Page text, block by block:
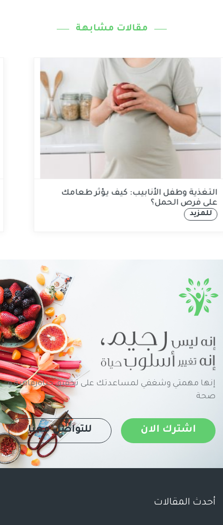
مقالات مشابهة
التغذية وطفل الأنابيب: كيف يؤثر طعامك
على فرص الحمل؟
للمزيد
إنها مهمتي وشغفي لمساعدتك على تحقيق حياةرفاهية و
صحة
اشترك الان للتواصل معنا
أحدث المقالات